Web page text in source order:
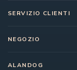
SERVIZIO CLIENTI
NEGOZIO
ALANDOG